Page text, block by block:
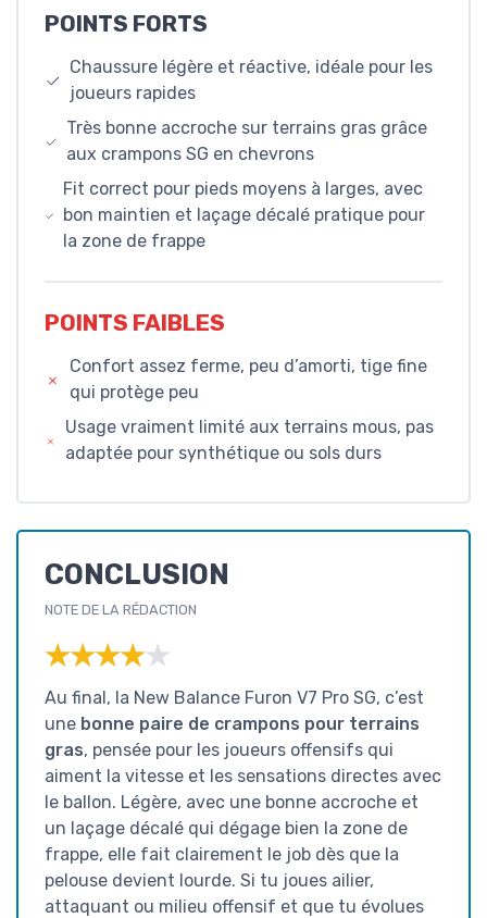
POINTS FORTS
Chaussure légère et réactive, idéale pour les
joueurs rapides
Très bonne accroche sur terrains gras grâce
aux crampons SG en chevrons
Fit correct pour pieds moyens à larges, avec
bon maintien et laçage décalé pratique pour
la zone de frappe
POINTS FAIBLES
Confort assez ferme, peu d’amorti, tige fine
qui protège peu
Usage vraiment limité aux terrains mous, pas
adaptée pour synthétique ou sols durs
CONCLUSION
NOTE DE LA RÉDACTION
★★★★★
★★★★★
Au final, la New Balance Furon V7 Pro SG, c’est
une bonne paire de crampons pour terrains
gras, pensée pour les joueurs offensifs qui
aiment la vitesse et les sensations directes avec
le ballon. Légère, avec une bonne accroche et
un laçage décalé qui dégage bien la zone de
frappe, elle fait clairement le job dès que la
pelouse devient lourde. Si tu joues ailier,
attaquant ou milieu offensif et que tu évolues